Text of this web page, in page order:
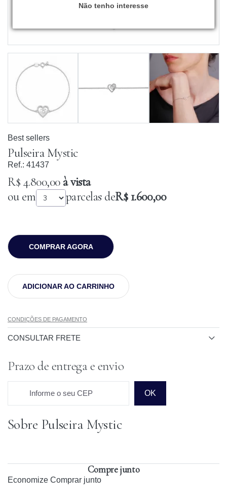
Não tenho interesse
Best sellers
Pulseira Mystic
Ref.: 41437
R$ 4.800,00à vista
ou em
parcelas deR$ 1.600,00
COMPRAR AGORA
ADICIONAR AO CARRINHO
CONDIÇÕES DE PAGAMENTO
CONSULTAR FRETE
Prazo de entrega e envio
Informe o seu CEP OK
Prazo para o CEP
Sobre Pulseira Mystic
Compre junto
Economize Comprar junto